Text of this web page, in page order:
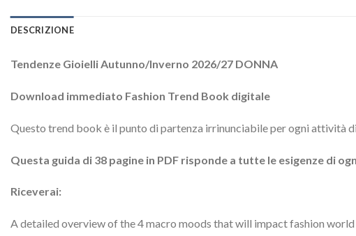
DESCRIZIONE
Tendenze Gioielli Autunno/Inverno 2026/27 DONNA
Download immediato Fashion Trend Book digitale
Questo trend book è il punto di partenza irrinunciabile per ogni attività
Questa guida di 38 pagine in PDF risponde a tutte le esigenze di
Riceverai:
A detailed overview of the 4 macro moods that will impact fashion